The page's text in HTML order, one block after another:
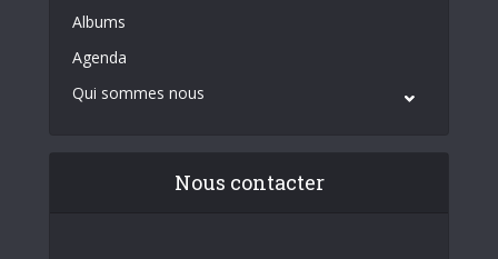
Albums
Agenda
Qui sommes nous
Nous contacter